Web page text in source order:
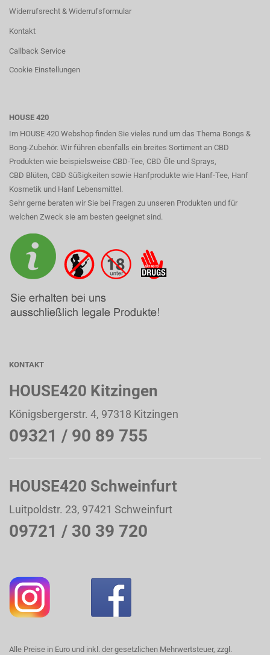
Widerrufsrecht & Widerrufsformular
Kontakt
Callback Service
Cookie Einstellungen
HOUSE 420
Im HOUSE 420 Webshop finden Sie vieles rund um das Thema Bongs &
Bong-Zubehör. Wir führen ebenfalls ein breites Sortiment an CBD
Produkten wie beispielsweise CBD-Tee, CBD Öle und Sprays,
CBD Blüten, CBD Süßigkeiten sowie Hanfprodukte wie Hanf-Tee, Hanf
Kosmetik und Hanf Lebensmittel.
Sehr gerne beraten wir Sie bei Fragen zu unseren Produkten und für
welchen Zweck sie am besten geeignet sind.
KONTAKT
HOUSE420 Kitzingen
Königsbergerstr. 4, 97318 Kitzingen
09321 / 90 89 755
HOUSE420 Schweinfurt
Luitpoldstr. 23, 97421 Schweinfurt
09721 / 30 39 720
Alle Preise in Euro und inkl. der gesetzlichen Mehrwertsteuer, zzgl.